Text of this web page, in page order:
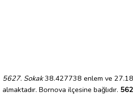
5627. Sokak38.427738 enlem ve
almaktadır. Bornova ilçesine bağlıdır.